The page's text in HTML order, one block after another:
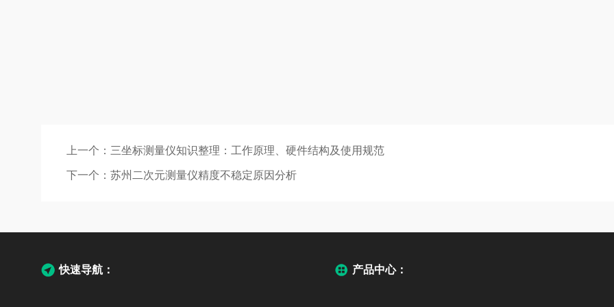
上一个： 三坐标测量仪知识整理：工作原理、硬件结构及使用规范
下一个： 苏州二次元测量仪精度不稳定原因分析
快速导航： 产品中心：